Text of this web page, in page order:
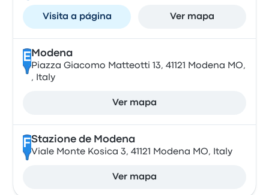
Visita a página Ver mapa
E Modena
Piazza Giacomo Matteotti 13, 41121 Modena MO,
, Italy
Ver mapa
FStazione de Modena
Viale Monte Kosica 3, 41121 Modena MO, Italy
Ver mapa